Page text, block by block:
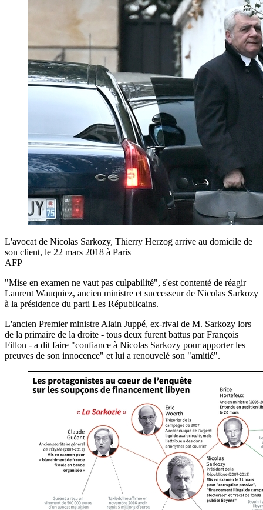
L'avocat de Nicolas Sarkozy, Thierry Herzog arrive au domicile de
son client, le 22 mars 2018 à Paris
AFP
"Mise en examen ne vaut pas culpabilité", s'est contenté de réagir
Laurent Wauquiez, ancien ministre et successeur de Nicolas Sarkozy
à la présidence du parti Les Républicains.
L'ancien Premier ministre Alain Juppé, ex-rival de M. Sarkozy lors
de la primaire de la droite - tous deux furent battus par François
Fillon - a dit faire "confiance à Nicolas Sarkozy pour apporter les
preuves de son innocence" et lui a renouvelé son "amitié".